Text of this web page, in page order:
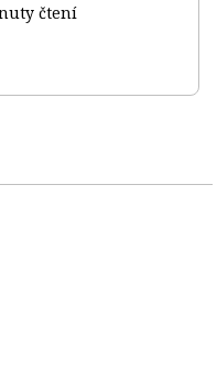
čtení